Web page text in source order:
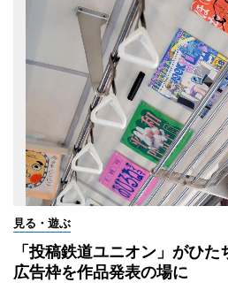
見る・遊ぶ
「投稿鉄道ユニオン」がひ
広告枠を作品発表の場に